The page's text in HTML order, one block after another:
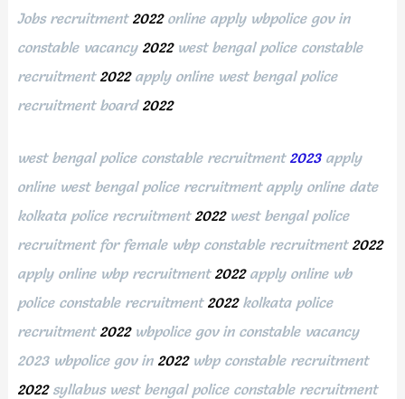
Jobs recruitment 2022online apply wbpolice gov in
constable vacancy 2022west bengal police constable
recruitment 2022apply online west bengal police
recruitment board 2022
west bengal police constable recruitment 2023apply
online west bengal police recruitment apply online date
kolkata police recruitment 2022west bengal police
recruitment for female wbp constable recruitment 2022
apply online wbp recruitment 2022apply online wb
police constable recruitment 2022kolkata police
recruitment 2022wbpolice gov in constable vacancy
2023 wbpolice gov in 2022wbp constable recruitment
2022syllabus west bengal police constable recruitment